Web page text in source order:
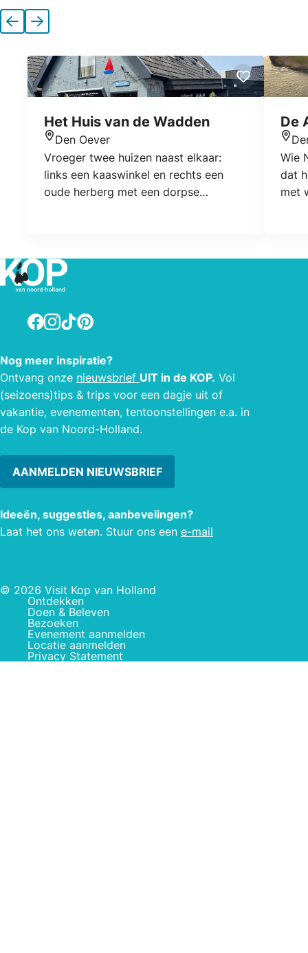
VorigeVolgende
Het Huis van de Wadden
Den Oever
Vroeger twee huizen naast elkaar:
links een kaaswinkel en rechts een
oude herberg met een dorpse
twee kamers.
De
Wie
dat
met
Facebook
Instagram
TikTokPinterest
Nog meer inspiratie?
Ontvang onze nieuwsbrief UIT in de KOP. Vol
(seizoens)tips & trips voor een dagje uit of
vakantie, evenementen, tentoonstellingen e.a. in
de Kop van Noord-Holland.
AANMELDEN NIEUWSBRIEF
Ideeën, suggesties, aanbevelingen?
Laat het ons weten. Stuur ons een e-mail
© 2026 Visit Kop van Holland
Ontdekken
Doen & Beleven
Bezoeken
Evenement aanmelden
Locatie aanmelden
Privacy Statement